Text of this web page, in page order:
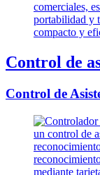
Control de
Control de